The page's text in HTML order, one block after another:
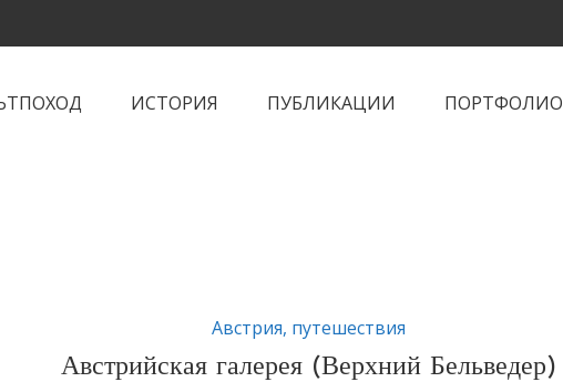
ИСТОРИЯ ПУБЛИКАЦИИ ПОРТФОЛИО
Австрия, путешествия
Австрийская галерея (Верхний Бельведер)